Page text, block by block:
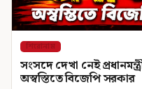
শিরোনাম
সংসদে দেখা নেই
অস্বস্তিতে বিজেপি সরকার